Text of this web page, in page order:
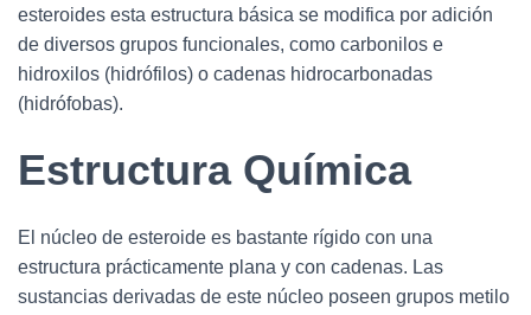
esteroides esta estructura básica se modifica por adición
de diversos grupos funcionales, como carbonilos e
hidroxilos (hidrófilos) o cadenas hidrocarbonadas
(hidrófobas).
Estructura Química
El núcleo de esteroide es bastante rígido con una
estructura prácticamente plana y con cadenas. Las
sustancias derivadas de este núcleo poseen grupos metilo